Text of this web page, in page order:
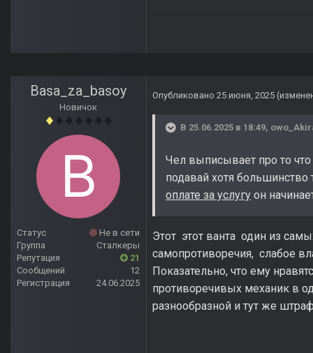
Basa_za_basoy
Новичок
Статус
Не в сети
Группа
Сталкеры
Репутация
21
Сообщений
12
Регистрация
24.06.2025
Опубликовано 25 июня, 2025
В 25.06.2025 в 18:49,
Чел выписывает про то
подавай хотя большинство
оплате за услугу он
Этот этот ванта один из
самопротиворечия, слабое
Показательно, что ему
противоречивых механик в
разнообразной и тут же